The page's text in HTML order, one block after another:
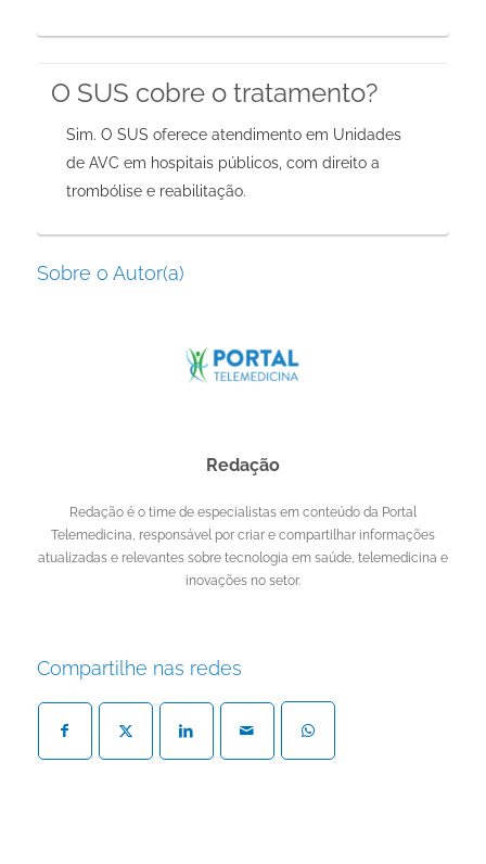
O SUS cobre o tratamento?
Sim. O SUS oferece atendimento em Unidades
de AVC em hospitais públicos, com direito a
trombólise e reabilitação.
Sobre o Autor(a)
Redação
Redação é o time de especialistas em conteúdo da Portal
Telemedicina, responsável por criar e compartilhar informações
atualizadas e relevantes sobre tecnologia em saúde, telemedicina e
inovações no setor.
Compartilhe nas redes